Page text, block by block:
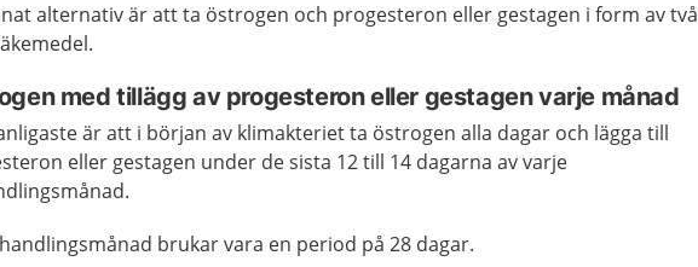
alternativ är att ta östrogen och progesteron eller gestagen i form av två
med tillägg av progesteron eller gestagen varje månad
är att i början av klimakteriet ta östrogen alla dagar och lägga till
eller gestagen under de sista 12 till 14 dagarna av varje
brukar vara en period på 28 dagar.